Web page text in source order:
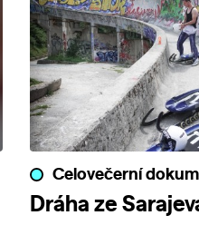
Celovečerní
Dráha ze